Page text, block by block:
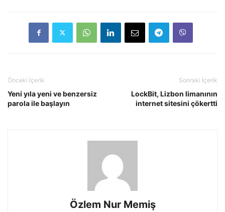
Önceki İçerik
Yeni yıla yeni ve benzersiz
parola ile başlayın
Sonraki İçerik
LockBit, Lizbon limanının
internet sitesini çökertti
Özlem Nur Memiş